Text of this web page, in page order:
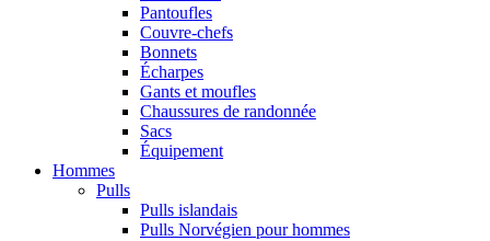
Pantoufles
Couvre-chefs
Bonnets
Écharpes
Gants et moufles
Chaussures de randonnée
Sacs
Équipement
Hommes
Pulls
Pulls islandais
Pulls Norvégien pour hommes